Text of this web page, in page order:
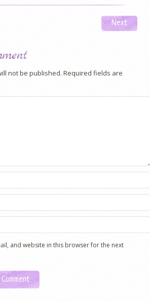
Next
not be published. Required fields are
and website in this browser for the next